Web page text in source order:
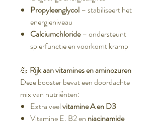
Propyleenglycol – stabiliseert het
energieniveau
Calciumchloride– ondersteunt
spierfunctie en voorkomt kramp
💪 Rijk aan vitamines en aminozuren
Deze booster bevat een doordachte
mix van nutriënten:
Extra veelvitamine A en D3
Vitamine E, B2 en niacinamide